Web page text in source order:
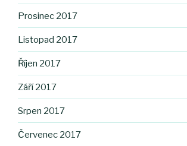
Prosinec 2017
Listopad 2017
Říjen 2017
Září 2017
Srpen 2017
Červenec 2017